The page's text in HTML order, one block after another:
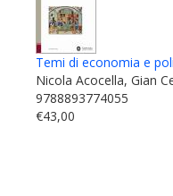
Temi di economia e
Nicola Acocella, Gian
9788893774055
€43,00